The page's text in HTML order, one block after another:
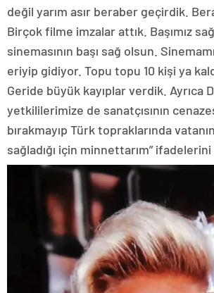
değil yarım asır beraber geçirdik.
Birçok filme imzalar attık. Başımız
sinemasının başı sağ olsun.
eriyip gidiyor. Topu topu 10 kişi ya
Geride büyük kayıplar verdik. Ayrıca
yetkililerimize de sanatçısının
bırakmayıp Türk topraklarında
sağladığı için minnettarım” ifadelerini